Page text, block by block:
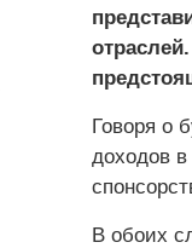
Говоря о
доходов в
В обоих